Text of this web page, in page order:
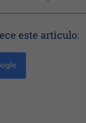
este artículo: